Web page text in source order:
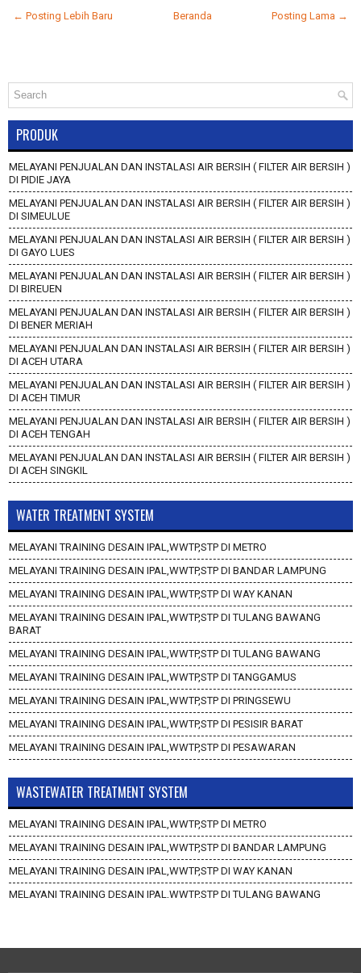
← Posting Lebih Baru Posting Lama →
Beranda
PRODUK
MELAYANI PENJUALAN DAN INSTALASI AIR BERSIH ( FILTER AIR BERSIH )
DI PIDIE JAYA
MELAYANI PENJUALAN DAN INSTALASI AIR BERSIH ( FILTER AIR BERSIH )
DI SIMEULUE
MELAYANI PENJUALAN DAN INSTALASI AIR BERSIH ( FILTER AIR BERSIH )
DI GAYO LUES
MELAYANI PENJUALAN DAN INSTALASI AIR BERSIH ( FILTER AIR BERSIH )
DI BIREUEN
MELAYANI PENJUALAN DAN INSTALASI AIR BERSIH ( FILTER AIR BERSIH )
DI BENER MERIAH
MELAYANI PENJUALAN DAN INSTALASI AIR BERSIH ( FILTER AIR BERSIH )
DI ACEH UTARA
MELAYANI PENJUALAN DAN INSTALASI AIR BERSIH ( FILTER AIR BERSIH )
DI ACEH TIMUR
MELAYANI PENJUALAN DAN INSTALASI AIR BERSIH ( FILTER AIR BERSIH )
DI ACEH TENGAH
MELAYANI PENJUALAN DAN INSTALASI AIR BERSIH ( FILTER AIR BERSIH )
DI ACEH SINGKIL
WATER TREATMENT SYSTEM
MELAYANI TRAINING DESAIN IPAL,WWTP,STP DI METRO
MELAYANI TRAINING DESAIN IPAL,WWTP,STP DI BANDAR LAMPUNG
MELAYANI TRAINING DESAIN IPAL,WWTP,STP DI WAY KANAN
MELAYANI TRAINING DESAIN IPAL,WWTP,STP DI TULANG BAWANG
BARAT
MELAYANI TRAINING DESAIN IPAL,WWTP,STP DI TULANG BAWANG
MELAYANI TRAINING DESAIN IPAL,WWTP,STP DI TANGGAMUS
MELAYANI TRAINING DESAIN IPAL,WWTP,STP DI PRINGSEWU
MELAYANI TRAINING DESAIN IPAL,WWTP,STP DI PESISIR BARAT
MELAYANI TRAINING DESAIN IPAL,WWTP,STP DI PESAWARAN
WASTEWATER TREATMENT SYSTEM
MELAYANI TRAINING DESAIN IPAL,WWTP,STP DI METRO
MELAYANI TRAINING DESAIN IPAL,WWTP,STP DI BANDAR LAMPUNG
MELAYANI TRAINING DESAIN IPAL,WWTP,STP DI WAY KANAN
MELAYANI TRAINING DESAIN IPAL,WWTP,STP DI TULANG BAWANG